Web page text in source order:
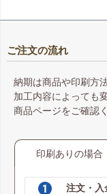
ご注文の流れ
納期は商品や印刷方
加工内容によっても
商品ページをご確認
印刷ありの場合
注文・入